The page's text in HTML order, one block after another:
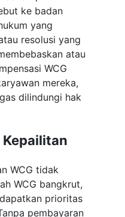
ke badan
yang
resolusi yang
atau
WCG
mereka,
dilindungi hak
Kepailitan
WCG tidak
WCG bangkrut,
prioritas
pembayaran